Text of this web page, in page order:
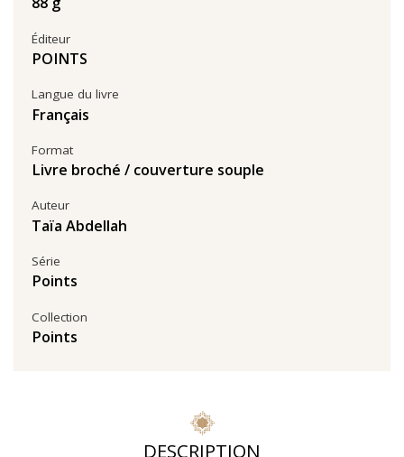
Auteur
Taïa Abdellah
Série
Points
Éditeur
POINTS
Collection
Points
Langue du livre
Français
Format
Livre broché / couverture souple
DESCRIPTION